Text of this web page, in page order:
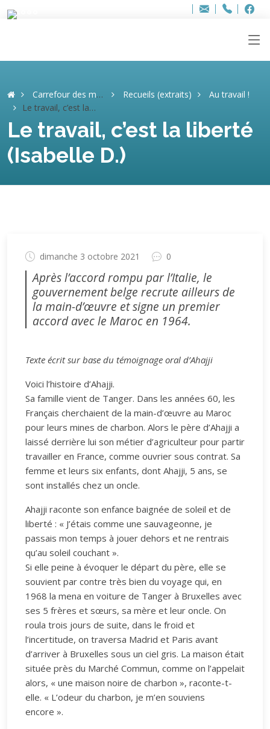
Adresse
info..hâthe..
Tel.
Tel.
Carrefour des mémoires Recueils (extraits)
Au travail !
Le travail, c’est la liberté (Isabelle D.)
Le travail, c’est la liberté
(Isabelle D.)
dimanche 3 octobre 2021 0
Après l’accord rompu par l’Italie, le
gouvernement belge recrute ailleurs de
la main-d’œuvre et signe un premier
accord avec le Maroc en 1964.
Texte écrit sur base du témoignage oral d’Ahajji
Voici l’histoire d’Ahajji.
Sa famille vient de Tanger. Dans les années 60, les
Français cherchaient de la main-d’œuvre au Maroc
pour leurs mines de charbon. Alors le père d’Ahajji a
laissé derrière lui son métier d’agriculteur pour partir
travailler en France, comme ouvrier sous contrat. Sa
femme et leurs six enfants, dont Ahajji, 5 ans, se
sont installés chez un oncle.
Ahajji raconte son enfance baignée de soleil et de
liberté : « J’étais comme une sauvageonne, je
passais mon temps à jouer dehors et ne rentrais
qu’au soleil couchant ».
Si elle peine à évoquer le départ du père, elle se
souvient par contre très bien du voyage qui, en
1968 la mena en voiture de Tanger à Bruxelles avec
ses 5 frères et sœurs, sa mère et leur oncle. On
roula trois jours de suite, dans le froid et
l’incertitude, on traversa Madrid et Paris avant
d’arriver à Bruxelles sous un ciel gris. La maison était
située près du Marché Commun, comme on l’appelait
alors, « une maison noire de charbon », raconte-t-
elle. « L’odeur du charbon, je m’en souviens
encore ».